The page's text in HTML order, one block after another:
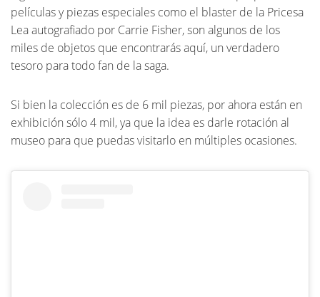
películas y piezas especiales como el blaster de la Pricesa
Lea autografiado por Carrie Fisher, son algunos de los
miles de objetos que encontrarás aquí, un verdadero
tesoro para todo fan de la saga.
Si bien la colección es de 6 mil piezas, por ahora están en
exhibición sólo 4 mil, ya que la idea es darle rotación al
museo para que puedas visitarlo en múltiples ocasiones.